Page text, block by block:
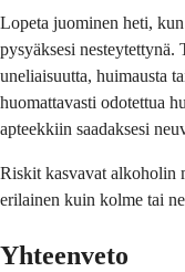
Lopeta juominen heti,
pysyäksesi nesteytettynä.
uneliaisuutta, huimausta
huomattavasti odotettua
apteekkiin saadaksesi
Riskit kasvavat alkoholin
erilainen kuin kolme tai
Yhteenveto